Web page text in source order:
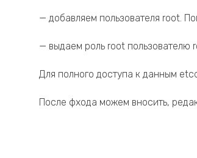
— добавляем пользователя root.
— выдаем роль root пользователю
Для полного доступа к данным
После фхода можем вносить,